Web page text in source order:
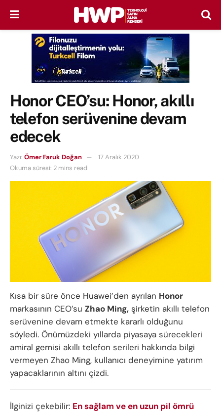
Honor CEO’su: Honor, akıllı
telefon serüvenine devam
edecek
Yazı: Ömer Faruk Doğan
17 Aralık 2020
Okuma süresi: 2 mins read
Kısa bir süre önce Huawei’den ayrılan Honor
markasının CEO’su Zhao Ming, şirketin akıllı telefon
serüvenine devam etmekte kararlı olduğunu
söyledi. Önümüzdeki yıllarda piyasaya sürecekleri
amiral gemisi akıllı telefon serileri hakkında bilgi
vermeyen Zhao Ming, kullanıcı deneyimine yatırım
yapacaklarının altını çizdi.
İlginizi çekebilir: En sağlam ve en uzun pil ömrü